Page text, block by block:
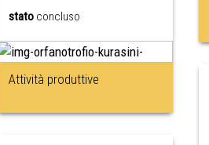
stato concluso
Attività produttive